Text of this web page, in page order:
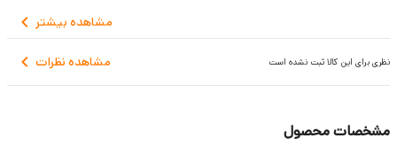
قابلیت اتصال به سیستم جک های برقی مخصوص پارکینگ
دارای سیستم دزدگیر
جنس بدنه پنل آلومینیومی است
مشاهده بیشتر
مشاهده نظرات نظری برای این کالا ثبت نشده است
مشخصات محصول